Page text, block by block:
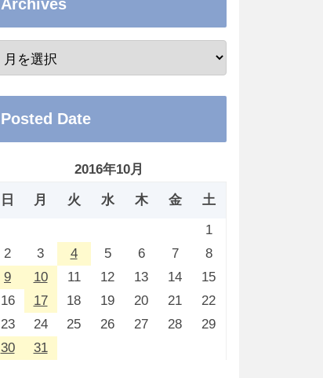
Archives
Posted Date
2016年10月
日 月 火 水 木 金
土
1
2
3 4 5 6 7
8
9
10 11 12 13 14
15
16
17 18 19 20 21
22
23
24 25 26 27 28
29
30
31